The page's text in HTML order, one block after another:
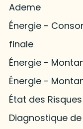
Ademe
Énergie -
finale
Énergie -
Énergie -
État des
Diagnostique